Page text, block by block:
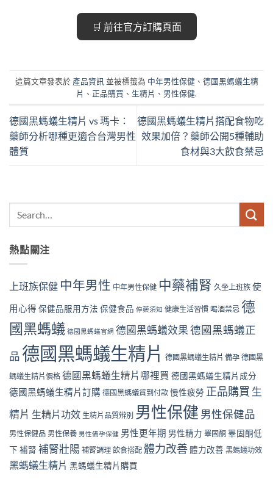
🛒 前往官方訂購頁面
這篇文章發表於 產品資訊 並被標籤為 中年男性保健、 德國黑螞蟻生精
片 、 正品購買 、 生精片 、 男性保健.
德國黑螞蟻生精片 vs 瑪卡：
藥師分析哪種更適合台灣男性
體質
德國黑螞蟻生精片搭配食物吃
效果加倍？藥師公開5種輔助
食材與3大飲食禁忌
熱點關注
上班族保健 中年男性 中年男性保健 中藥補腎 久坐上班族 使
用心得 保健品服用方法 保健食品 停藥須知 健康生活習慣 喝酒禁忌 德
國黑螞蟻 德國黑螞蟻官網 德國黑螞蟻效果德國黑螞蟻正
品 德國黑螞蟻生精片 德國黑螞蟻生精片 備孕 德國黑
螞蟻生精片價格 德國黑螞蟻生精片哪裡買 德國黑螞蟻生精片成分
德國黑螞蟻生精片訂購 德國黑螞蟻貨到付款 慢性疲勞 正品購買 生
精片 生精片功效 生精片品質辨別 男性保健 男性保健品
男性保健品 男性保養 男性備孕保健 男性更年期 男性精力 睪固酮 睪固酮低
下 補腎 補腎壯陽 補腎調理 飲食搭配 體力改善體力改善 黑螞蟻功效
黑螞蟻生精片 黑螞蟻生精片購買